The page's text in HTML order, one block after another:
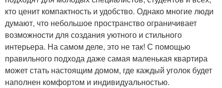
кто ценит компактность и удобство. Однако многие люди
думают, что небольшое пространство ограничивает
возможности для создания уютного и стильного
интерьера. На самом деле, это не так! С помощью
правильного подхода даже самая маленькая квартира
может стать настоящим домом, где каждый уголок будет
наполнен комфортом и индивидуальностью.